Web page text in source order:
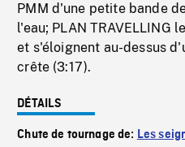
PMM d'une petite bande
l'eau; PLAN TRAVELLING
et s'éloignent au-dessus
crête (3:17).
DÉTAILS
Chute de tournage de: Les